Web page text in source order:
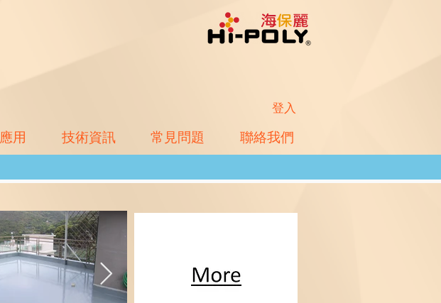
登入
應用 技術資訊 常見問題 聯絡我們